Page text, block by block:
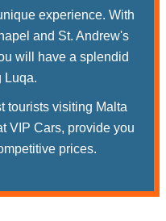
experience. With
and St. Andrew's
will have a splendid
Luqa.
tourists visiting Malta
VIP Cars, provide you
prices.